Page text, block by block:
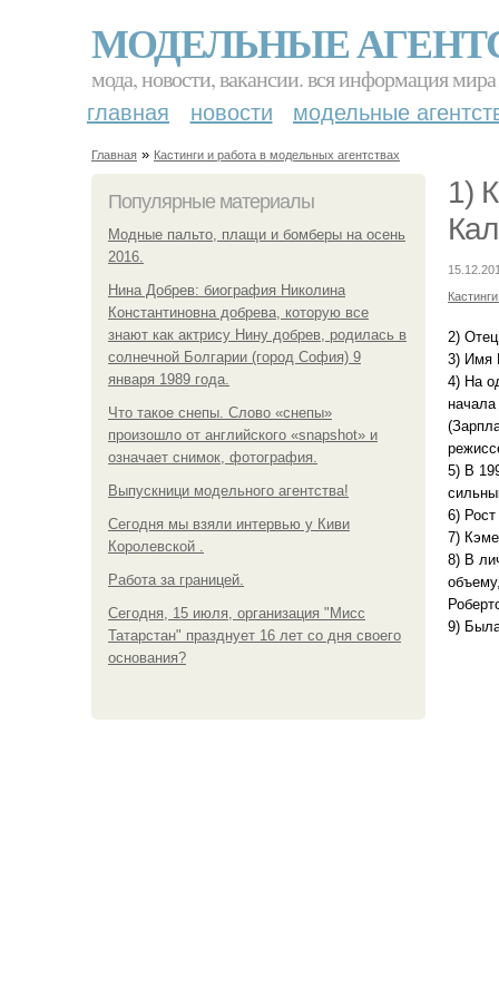
МОДЕЛЬНЫЕ
мода, новости, вакансии. вся информация
главная новости модельные
Главная » Кастинги и работа в модельных агентствах
Популярные материалы
Модные пальто, плащи и бомберы на осень
2016.
Нина Добрев: биография Николина
Константиновна добрева, которую все
знают как актрису Нину добрев, родилась в
солнечной Болгарии (город София) 9
января 1989 года.
Что такое снепы. Слово «снепы»
произошло от английского «snapshot» и
означает снимок, фотография.
Выпускници модельного агентства!
Сегодня мы взяли интервью у Киви
Королевской .
Работа за границей.
Сегодня, 15 июля, организация "Мисс
Татарстан" празднует 16 лет со дня своего
основания?
1)
2)
3) Имя
4) На
5) В
6)
7)
8) В
9)